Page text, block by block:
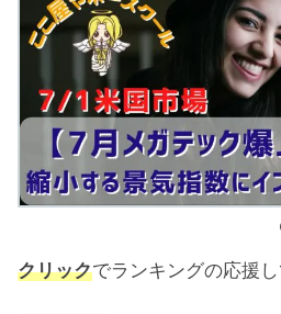
クリックでランキングの応援し